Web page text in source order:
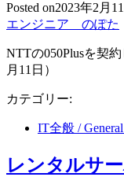
Posted on2023年2月
エンジニア のぽた
NTTの050Plusを契
月11日）
カテゴリー:
IT全般 /
レンタルサ